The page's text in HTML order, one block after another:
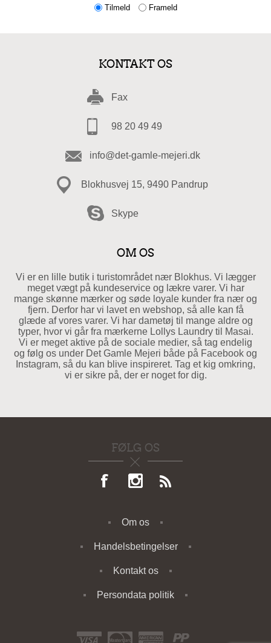
Tilmeld Frameld
KONTAKT OS
Fax
98 20 49 49
info@det-gamle-mejeri.dk
Blokhusvej 15, 9490 Pandrup
Skype
OM OS
Vi er en lille butik i turistområdet nær Blokhus. Vi lægger
meget vægt på kundeservice og lækre varer. Vi har
mange skønne mærker og søde loyale kunder fra nær og
fjern. Derfor har vi lavet en webshop, så alle kan få
glæde af vores varer. Vi har dametøj til mange aldre og
typer, hvor vi går fra mærkerne Lollys Laundry til Masai.
Vi er meget aktive på de sociale medier, så tag endelig
og følg os under Det Gamle Mejeri både på Facebook og
Instagram, så du kan blive inspireret. Tag et kig omkring,
vi er sikre på, der er noget for dig.
FØLG OS
Om os
Handelsbetingelser
Kontakt os
Persondata politik